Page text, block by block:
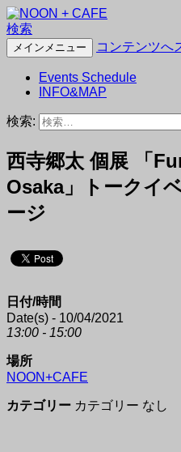
NOON +
検索
メインメニュー コンテンツへ
Events Schedule
INFO&MAP
検索:
西寺郷太 個展 「
Osaka」トークイ
ージ
日付/時間
Date(s) - 10/04/2021
13:00 - 15:00
場所
NOON+CAFE
カテゴリー カテゴリー なし